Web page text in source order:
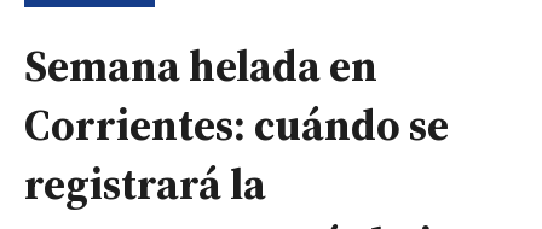
Semana helada en
Corrientes: cuándo se
registrará la